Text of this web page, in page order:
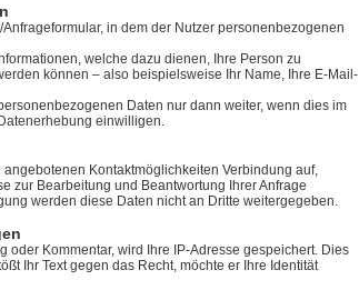
in dem der Nutzer personenbezogenen
welche dazu dienen, Ihre Person zu
können – also beispielsweise Ihr Name, Ihre E-Mail-
Daten nur dann weiter, wenn dies im
einwilligen.
Kontaktmöglichkeiten Verbindung auf,
zur Bearbeitung und Beantwortung Ihrer Anfrage
werden diese Daten nicht an Dritte weitergegeben.
oder Kommentar, wird Ihre IP-Adresse gespeichert. Dies
Ihr Text gegen das Recht, möchte er Ihre Identität